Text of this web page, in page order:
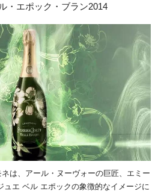
・エポック・ブラン2014
は、アール・ヌーヴォーの巨匠、エミー
ュエ ベル エポックの象徴的なイメージに